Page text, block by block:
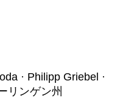
· Philipp Griebel ·
リンゲン州